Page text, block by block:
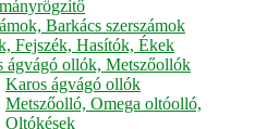
Barkács szerszámok
Fejszék, Hasítók, Ékek
ágvágó ollók, Metszőollók
Karos ágvágó ollók
Metszőolló, Omega oltóolló,
Oltókések